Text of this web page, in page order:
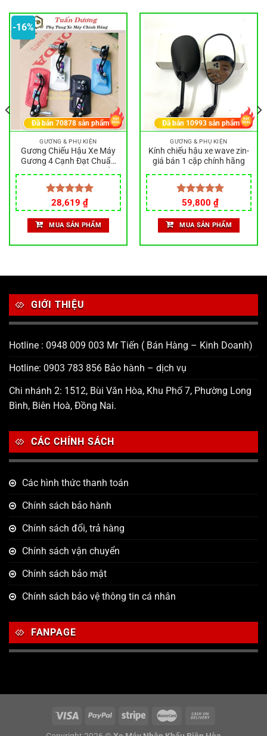
-16%
GƯƠNG & PHỤ KIỆN
Gương Chiếu Hậu Xe Máy
Gương 4 Cạnh Đạt Chuẩn
Hậu Thời Trang, Kính Xe
Máy Kiếng Xe
Được xếp
hạng5.00
5 sao
Giá
gốc
là:
34,000 ₫.
28,619 ₫Giá
hiện
tại
là:
28,619 ₫.
Đã bán70878 sản phẩm
MUA SẢN PHẨM
GƯƠNG & PHỤ KIỆN
Kính chiếu hậu xe wave zin-
giá bán 1 cặp chính hãng
Được xếp
hạng5.00
5 sao
59,800 ₫
Đã bán 10993 sản phẩm
MUA SẢN PHẨM
GIỚI THIỆU
Hotline : 0948 009 003 Mr Tiến ( Bán Hàng – Kinh Doanh)
Hotline: 0903 783 856 Bảo hành – dịch vụ
Chi nhánh 2: 1512, Bùi Văn Hòa, Khu Phố 7, Phường Long
Bình, Biên Hoà, Đồng Nai.
CÁC CHÍNH SÁCH
Các hình thức thanh toán
Chính sách bảo hành
Chính sách đổi, trả hàng
Chính sách vận chuyển
Chính sách bảo mật
Chính sách bảo vệ thông tin cá nhân
FANPAGE